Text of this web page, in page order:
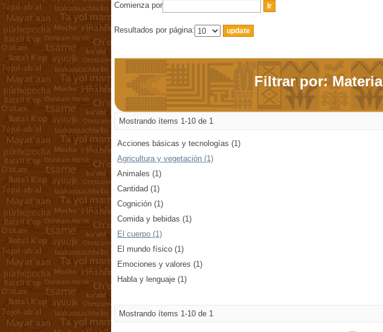
Comienza por
Resultados por página:
Filtrar por: Materia
Mostrando ítems 1-10 de 1
Acciones básicas y tecnologías (1)
Agricultura y vegetación (1)
Animales (1)
Cantidad (1)
Cognición (1)
Comida y bebidas (1)
El cuerpo (1)
El mundo físico (1)
Emociones y valores (1)
Habla y lenguaje (1)
Mostrando ítems 1-10 de 1